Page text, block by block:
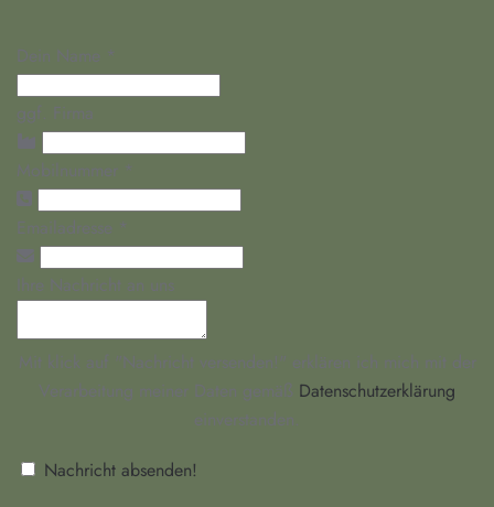
Dein Name *
ggf. Firma
Mobilnummer *
Emailadresse *
Ihre Nachricht an uns
Mit klick auf "Nachricht versenden!" erklären ich mich mit der
Verarbeitung meiner Daten gemäß Datenschutzerklärung
einverstanden.
Nachricht absenden!